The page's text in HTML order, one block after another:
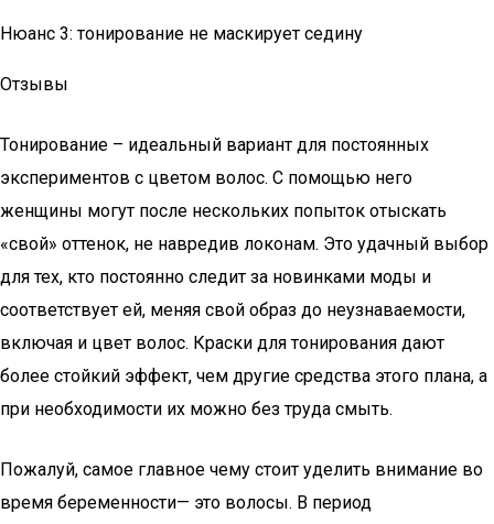
Нюанс 3: тонирование не маскирует седину
Отзывы
Тонирование – идеальный вариант для постоянных
экспериментов с цветом волос. С помощью него
женщины могут после нескольких попыток отыскать
«свой» оттенок, не навредив локонам. Это удачный выбор
для тех, кто постоянно следит за новинками моды и
соответствует ей, меняя свой образ до неузнаваемости,
включая и цвет волос. Краски для тонирования дают
более стойкий эффект, чем другие средства этого плана, а
при необходимости их можно без труда смыть.
Пожалуй, самое главное чему стоит уделить внимание во
время беременности— это волосы. В период